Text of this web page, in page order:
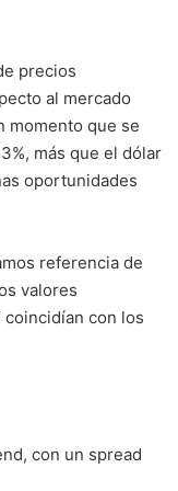
precios
al mercado
momento que se
más que el dólar
oportunidades
referencia de
valores
con los
con un spread